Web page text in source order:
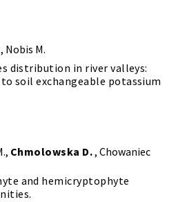
Nobis M.
distribution in river valleys:
soil exchangeable potassium
Chmolowska D., Chowaniec
and hemicryptophyte